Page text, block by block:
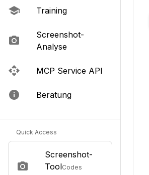
Training
Screenshot-
Analyse
MCP Service API
Beratung
Quick Access
Screenshot-
ToolCodes